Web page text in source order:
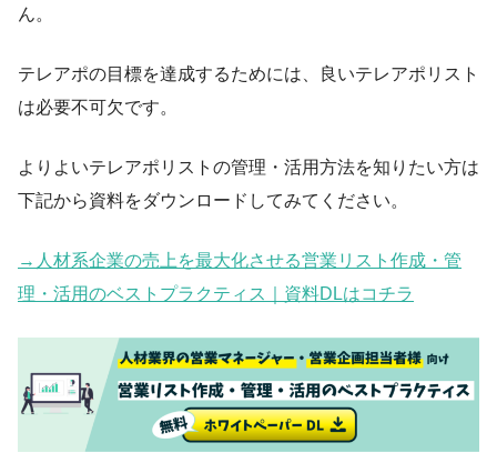
ん。
テレアポの目標を達成するためには、良いテレアポリスト
は必要不可欠です。
よりよいテレアポリストの管理・活用方法を知りたい方は
下記から資料をダウンロードしてみてください。
→人材系企業の売上を最大化させる営業リスト作成・管
理・活用のベストプラクティス｜資料DLはコチラ